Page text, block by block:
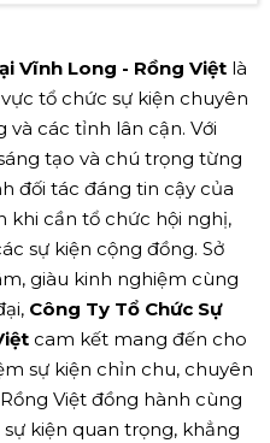
Vĩnh Long - Rồng Việt là
tổ chức sự kiện chuyên
các tỉnh lân cận. Với
tạo và chú trọng từng
đối tác đáng tin cậy của
khi cần tổ chức hội nghị,
sự kiện cộng đồng. Sở
giàu kinh nghiệm cùng
Công Ty Tổ Chức Sự
cam kết mang đến cho
sự kiện chỉn chu, chuyên
Việt đồng hành cùng
kiện quan trọng, khẳng